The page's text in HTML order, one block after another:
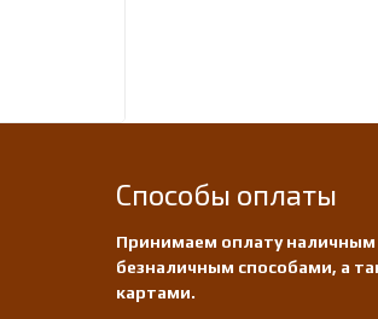
Способы оплаты
Принимаем оплату наличным
безналичным способами, а
картами.